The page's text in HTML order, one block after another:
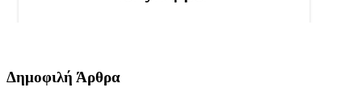
Δημοφιλή Άρθρα